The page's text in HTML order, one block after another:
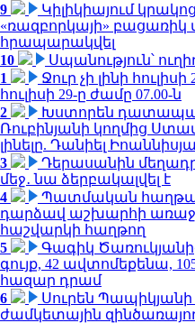
9
Կիլիկիայում
«ռազբորկայի» բացառիկ
հրապարակվել
10
Սպանություն՝
1
Ջուր չի լինի
հուլիսի 29-ը ժամը 07.00-ն
2
Խստորեն
Ռուբինյանի կողմից
լինելը. Դանիել
3
Դերասանին
մեջ․ նա ձերբակալվել է
4
Պատմական
դարձավ աշխարհի
հաշվարկի հաղթող
5
Գագիկ
գույք, 42 ավտոմեքենա,
հազար դրամ
6
Սուրեն Պապիկյանի
ժամկետային